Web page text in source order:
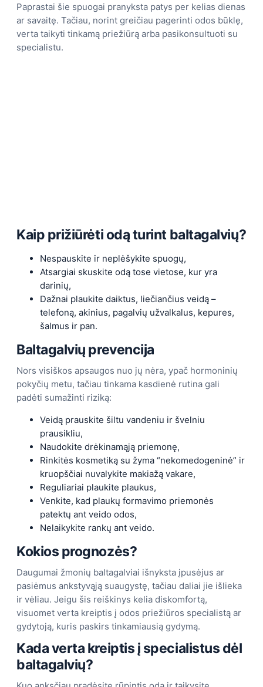
Paprastai šie spuogai pranyksta patys per kelias dienas
ar savaitę. Tačiau, norint greičiau pagerinti odos būklę,
verta taikyti tinkamą priežiūrą arba pasikonsultuoti su
specialistu.
Kaip prižiūrėti odą turint baltagalvių?
Nespauskite ir neplėšykite spuogų,
Atsargiai skuskite odą tose vietose, kur yra
darinių,
Dažnai plaukite daiktus, liečiančius veidą –
telefoną, akinius, pagalvių užvalkalus, kepures,
šalmus ir pan.
Baltagalvių prevencija
Nors visiškos apsaugos nuo jų nėra, ypač hormoninių
pokyčių metu, tačiau tinkama kasdienė rutina gali
padėti sumažinti riziką:
Veidą prauskite šiltu vandeniu ir švelniu
prausikliu,
Naudokite drėkinamąją priemonę,
Rinkitės kosmetiką su žyma “nekomedogeninė” ir
kruopščiai nuvalykite makiažą vakare,
Reguliariai plaukite plaukus,
Venkite, kad plaukų formavimo priemonės
patektų ant veido odos,
Nelaikykite rankų ant veido.
Kokios prognozės?
Daugumai žmonių baltagalviai išnyksta įpusėjus ar
pasiėmus ankstyvąją suaugystę, tačiau daliai jie išlieka
ir vėliau. Jeigu šis reiškinys kelia diskomfortą,
visuomet verta kreiptis į odos priežiūros specialistą ar
gydytoją, kuris paskirs tinkamiausią gydymą.
Kada verta kreiptis į specialistus dėl
baltagalvių?